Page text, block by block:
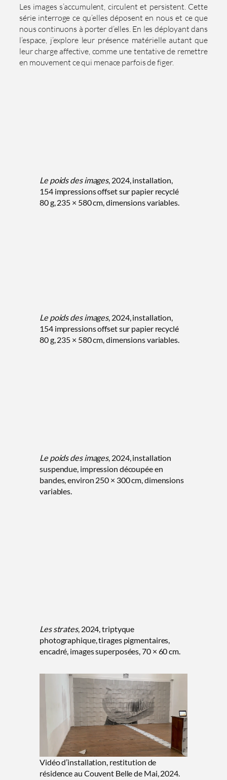
Les images s’accumulent, circulent et persistent. Cette
série interroge ce qu’elles déposent en nous et ce que
nous continuons à porter d’elles. En les déployant dans
l’espace, j’explore leur présence matérielle autant que
leur charge affective, comme une tentative de remettre
en mouvement ce qui menace parfois de figer.
Le poids des images, 2024, installation,
154 impressions offset sur papier recyclé
80 g, 235 × 580 cm, dimensions variables.
Le poids des images, 2024, installation,
154 impressions offset sur papier recyclé
80 g, 235 × 580 cm, dimensions variables.
Le poids des images, 2024, installation
suspendue, impression découpée en
bandes, environ 250 × 300 cm, dimensions
variables.
Les strates, 2024, triptyque
photographique, tirages pigmentaires,
encadré, images superposées, 70 × 60 cm.
Vidéo d’installation, restitution de
résidence au Couvent Belle de Mai, 2024.